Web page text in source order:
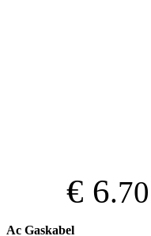
€ 6.70
Ac Gaskabel